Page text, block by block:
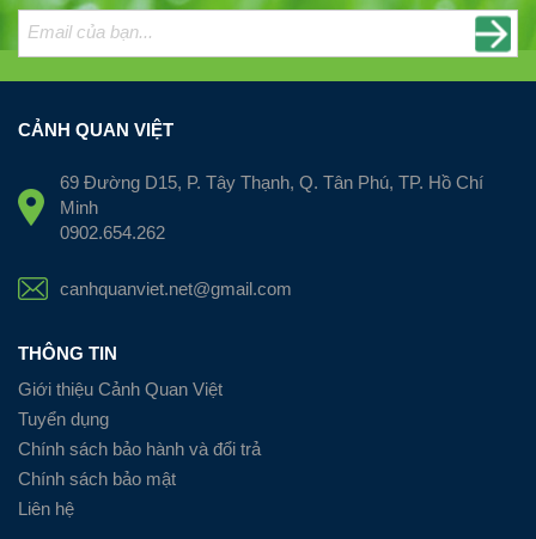
CẢNH QUAN VIỆT
69 Đường D15, P. Tây Thạnh, Q. Tân Phú, TP. Hồ Chí
Minh
0902.654.262
canhquanviet.net@gmail.com
THÔNG TIN
Giới thiệu Cảnh Quan Việt
Tuyển dụng
Chính sách bảo hành và đổi trả
Chính sách bảo mật
Liên hệ